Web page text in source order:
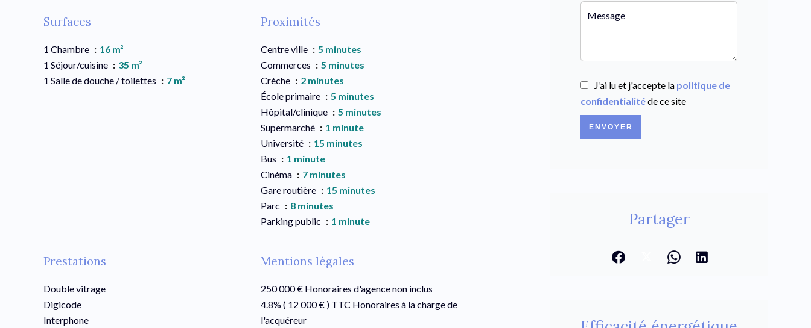
Surfaces
1 Chambre
16 m²
1 Séjour/cuisine
35 m²
1 Salle de douche / toilettes
7 m²
Proximités
Centre ville
5 minutes
Commerces
5 minutes
Crèche
2 minutes
École primaire
5 minutes
Hôpital/clinique
5 minutes
Supermarché
1 minute
Université
15 minutes
Bus
1 minute
Cinéma
7 minutes
Gare routière
15 minutes
Parc
8 minutes
Parking public
1 minute
Prestations
Double vitrage
Digicode
Interphone
Mentions légales
250 000 € Honoraires d'agence non inclus
4.8% ( 12 000 € ) TTC Honoraires à la charge de
l'acquéreur
J’ai lu et j'accepte la politique de
confidentialitéde ce site
ENVOYER
Partager